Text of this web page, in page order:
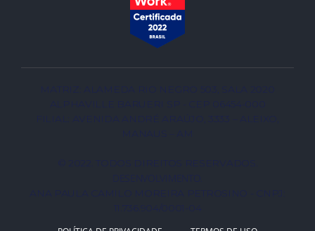
MATRIZ: ALAMEDA RIO NEGRO 503, SALA 2020
ALPHAVILLE BARUERI SP - CEP 06454-000
FILIAL: AVENIDA ANDRÉ ARAÚJO, 3333 – ALEIXO,
MANAUS – AM
© 2022. TODOS DIREITOS RESERVADOS.
DESENVOLVIMENTO
ANA PAULA CAMILO MOREIRA PETROSINO - CNPJ:
11.736.904/0001-04